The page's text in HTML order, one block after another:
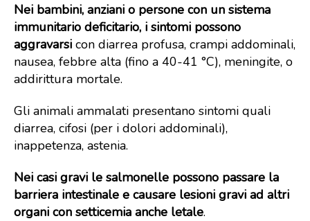
Nei bambini, anziani o persone con un sistema
immunitario deficitario, i sintomi possono
aggravarsi con diarrea profusa, crampi addominali,
nausea, febbre alta (fino a 40-41 °C), meningite, o
addirittura mortale.
Gli animali ammalati presentano sintomi quali
diarrea, cifosi (per i dolori addominali),
inappetenza, astenia.
Nei casi gravi le salmonelle possono passare la
barriera intestinale e causare lesioni gravi ad altri
organi con setticemia anche letale.